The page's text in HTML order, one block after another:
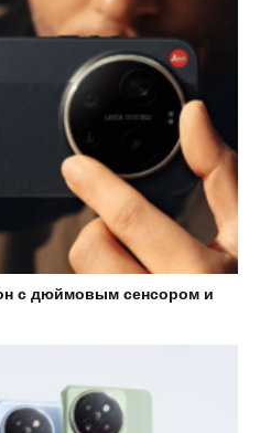
с дюймовым сенсором и